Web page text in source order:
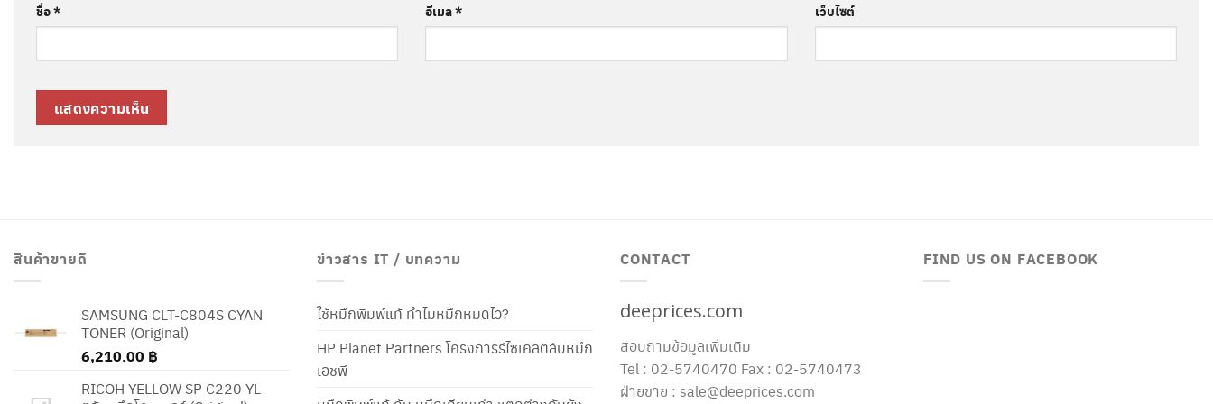
ชื่อ* อีเมล* เว็บไซต์
สินค้าขายดี
SAMSUNG CLT-C804S CYAN
TONER (Original)
6,210.00 ฿
RICOH YELLOW SP C220 YL
ข่าวสาร IT / บทความ
ใช้หมึกพิมพ์แท้ ทำไมหมึกหมดไว?
HP Planet Partners โครงการรีไซเคิลตลับหมึก
เอชพี
CONTACT
deeprices.com
สอบถามข้อมูลเพิ่มเติม
Tel : 02-5740470 Fax : 02-5740473
ฝ่ายขาย : sale@deeprices.com
FIND US ON FACEBOOK